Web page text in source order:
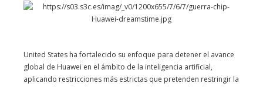
United States ha fortalecido su enfoque para detener el avance
global de Huawei en el ámbito de la inteligencia artificial,
aplicando restricciones más estrictas que pretenden restringir la